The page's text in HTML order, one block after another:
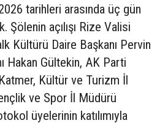
tarihleri arasında üç gün
açılışı Rize Valisi
Kültürü Daire Başkanı Pervin
Hakan Gültekin, AK Parti
Kültür ve Turizm İl
ve Spor İl Müdürü
üyelerinin katılımıyla